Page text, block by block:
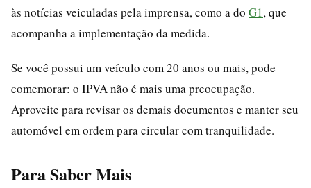
às notícias veiculadas pela imprensa, como a do G1 , que
acompanha a implementação da medida.
Se você possui um veículo com 20 anos ou mais, pode
comemorar: o IPVA não é mais uma preocupação.
Aproveite para revisar os demais documentos e manter seu
automóvel em ordem para circular com tranquilidade.
Para Saber Mais